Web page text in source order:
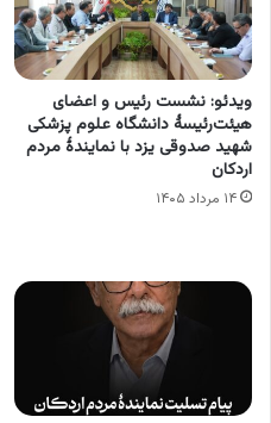
ویدئو: نشست رئیس و اعضای
هیئت‌رئیسۀ دانشگاه علوم پزشکی
شهید صدوقی یزد با نمایندۀ مردم
اردکان
۱۴ مرداد ۱۴۰۵